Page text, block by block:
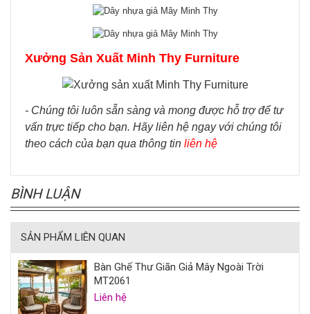
Xưởng Sản Xuất Minh Thy Furniture
- Chúng tôi luôn sẵn sàng và mong được hỗ trợ để tư
vấn trực tiếp cho bạn. Hãy liên hệ ngay với chúng tôi
theo cách của bạn qua thông tin liên hệ
BÌNH LUẬN
SẢN PHẨM LIÊN QUAN
Bàn Ghế Thư Giãn Giả Mây Ngoài Trời
MT2061
Liên hệ